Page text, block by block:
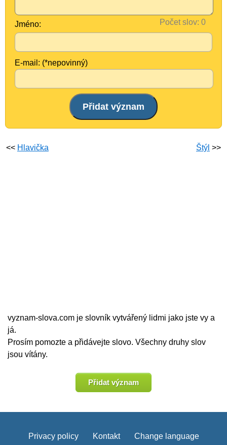
Počet slov:
Jméno:
E-mail: (*nepovinný)
<< Hlavička Štýl >>
vyznam-slova.com je slovník vytvářený lidmi jako jste vy a
já.
Prosím pomozte a přidávejte slovo. Všechny druhy slov
jsou vítány.
Přidat význam
Privacy policy Kontakt Change language